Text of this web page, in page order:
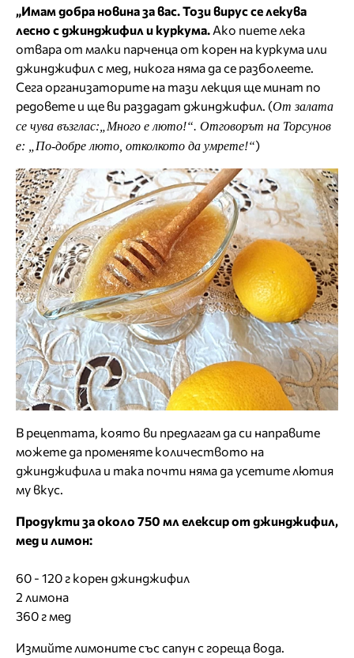
„Имам добра новина за вас. Този вирус се лекува
лесно с джинджифил и куркума. Ако пиете лека
отвара от малки парченца от корен на куркума или
джинджифил с мед, никога няма да се разболеете.
Сега организаторите на тази лекция ще минат по
редовете и ще ви раздадат джинджифил. (От залата
се чува възглас: „Много е люто!“. Отговорът на Торсунов
е: „По-добре люто, отколкото да умрете!“)
В рецептата, която ви предлагам да си направите
можете да променяте количеството на
джинджифила и така почти няма да усетите лютия
му вкус.
Продукти за около 750 мл елексир от джинджифил,
мед и лимон:
60 - 120 г корен джинджифил
2 лимона
360 г мед
Измийте лимоните със сапун с гореща вода.